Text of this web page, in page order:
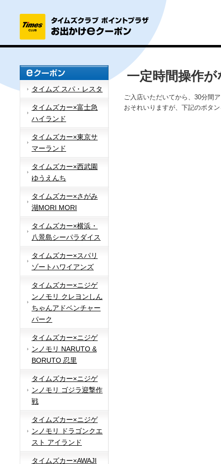
タイムズ スパ・レスタ
タイムズカー×富士急
ハイランド
タイムズカー×東京サ
マーランド
タイムズカー×西武園
ゆうえんち
タイムズカー×さがみ
湖MORI MORI
タイムズカー×横浜・
八景島シーパラダイス
タイムズカー×スパリ
ゾートハワイアンズ
タイムズカー×ニジゲ
ンノモリ クレヨンしん
ちゃんアドベンチャー
パーク
タイムズカー×ニジゲ
ンノモリ NARUTO &
BORUTO 忍里
タイムズカー×ニジゲ
ンノモリ ゴジラ迎撃作
戦
タイムズカー×ニジゲ
ンノモリ ドラゴンクエ
スト アイランド
タイムズカー×AWAJI
一定時間操作
ご入店いただいてから、30分間
おそれいりますが、下記のボタ